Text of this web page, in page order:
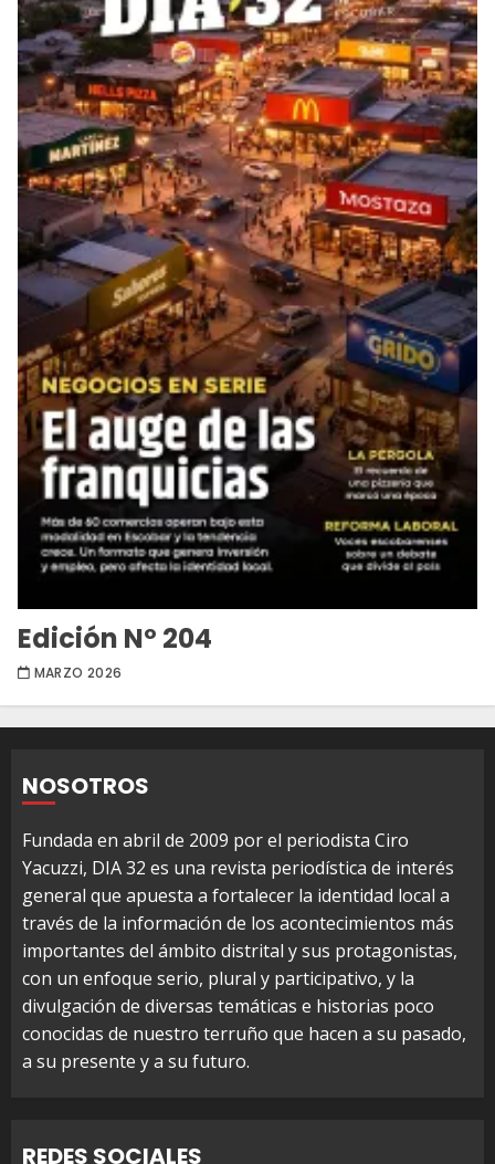
Edición Nº 204
MARZO 2026
NOSOTROS
Fundada en abril de 2009 por el periodista Ciro
Yacuzzi, DIA 32 es una revista periodística de interés
general que apuesta a fortalecer la identidad local a
través de la información de los acontecimientos más
importantes del ámbito distrital y sus protagonistas,
con un enfoque serio, plural y participativo, y la
divulgación de diversas temáticas e historias poco
conocidas de nuestro terruño que hacen a su pasado,
a su presente y a su futuro.
REDES SOCIALES